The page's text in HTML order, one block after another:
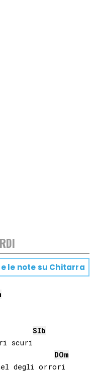
le note su Chitarra
SIb
scuri
DOm
degli orrori